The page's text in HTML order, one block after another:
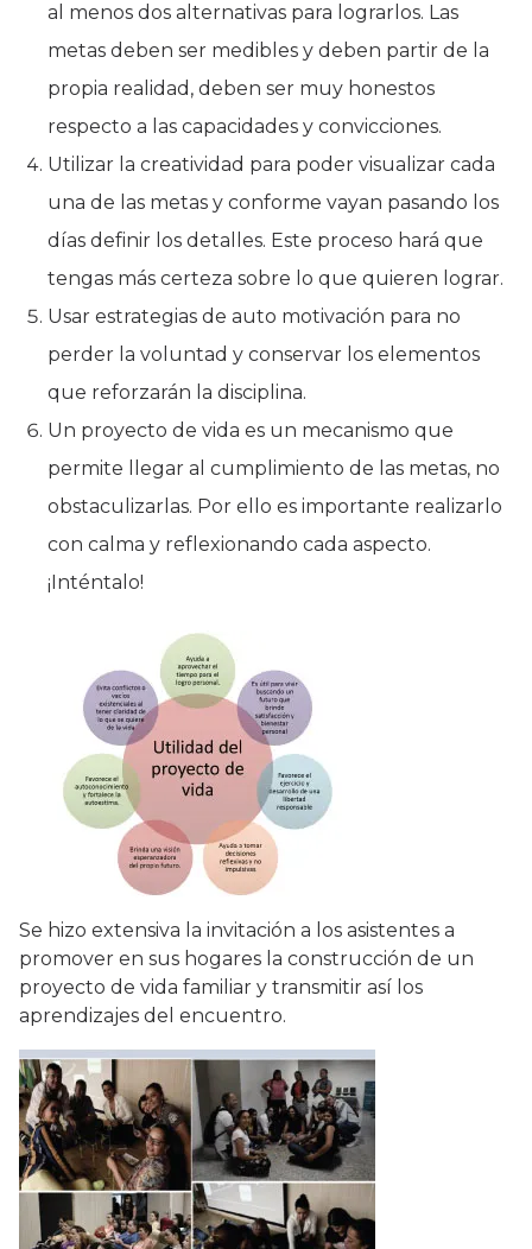
al menos dos alternativas para lograrlos. Las
metas deben ser medibles y deben partir de la
propia realidad, deben ser muy honestos
respecto a las capacidades y convicciones.
Utilizar la creatividad para poder visualizar cada
una de las metas y conforme vayan pasando los
días definir los detalles. Este proceso hará que
tengas más certeza sobre lo que quieren lograr.
Usar estrategias de auto motivación para no
perder la voluntad y conservar los elementos
que reforzarán la disciplina.
Un proyecto de vida es un mecanismo que
permite llegar al cumplimiento de las metas, no
obstaculizarlas. Por ello es importante realizarlo
con calma y reflexionando cada aspecto.
¡Inténtalo!
Se hizo extensiva la invitación a los asistentes a
promover en sus hogares la construcción de un
proyecto de vida familiar y transmitir así los
aprendizajes del encuentro.